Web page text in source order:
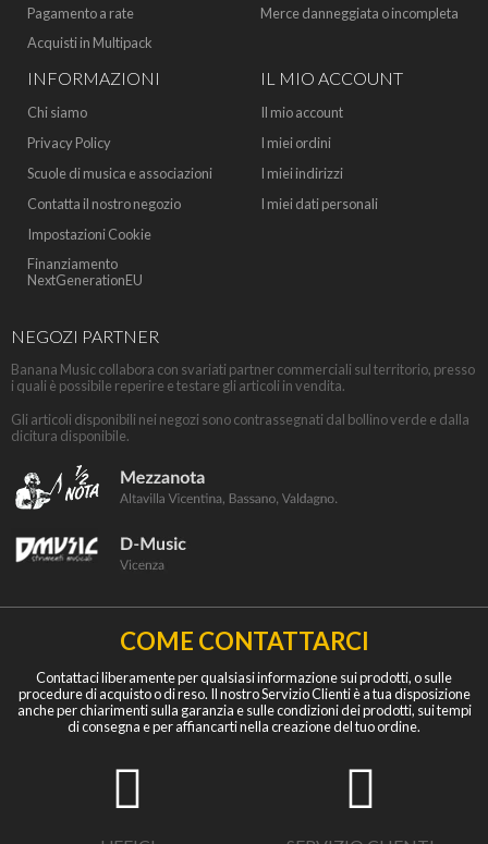
Pagamento a rate
Acquisti in Multipack
Merce danneggiata o incompleta
INFORMAZIONI
Chi siamo
Privacy Policy
Scuole di musica e associazioni
Contatta il nostro negozio
Impostazioni Cookie
Finanziamento
NextGenerationEU
IL MIO ACCOUNT
Il mio account
I miei ordini
I miei indirizzi
I miei dati personali
NEGOZI PARTNER
Banana Music collabora con svariati partner commerciali sul territorio, presso
i quali è possibile reperire e testare gli articoli in vendita.
Gli articoli disponibili nei negozi sono contrassegnati dal bollino verde e dalla
dicitura disponibile.
COME CONTATTARCI
Contattaci liberamente per qualsiasi informazione sui prodotti, o sulle
procedure di acquisto o di reso. Il nostro Servizio Clienti è a tua disposizione
anche per chiarimenti sulla garanzia e sulle condizioni dei prodotti, sui tempi
di consegna e per affiancarti nella creazione del tuo ordine.